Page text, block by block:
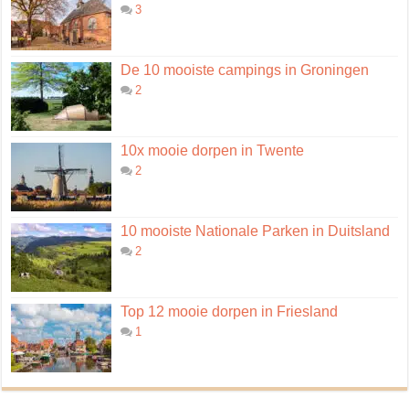
3
De 10 mooiste campings in Groningen
2
10x mooie dorpen in Twente
2
10 mooiste Nationale Parken in Duitsland
2
Top 12 mooie dorpen in Friesland
1